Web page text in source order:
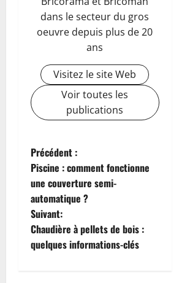
dans le secteur du gros
oeuvre depuis plus de 20
ans
Visitez le site Web
Voir toutes les
publications
N
a
v
i
g
Précédent :
Piscine : comment fonctionne
une couverture semi-
automatique ?
Suivant:
Chaudière à pellets de bois :
quelques informations-clés